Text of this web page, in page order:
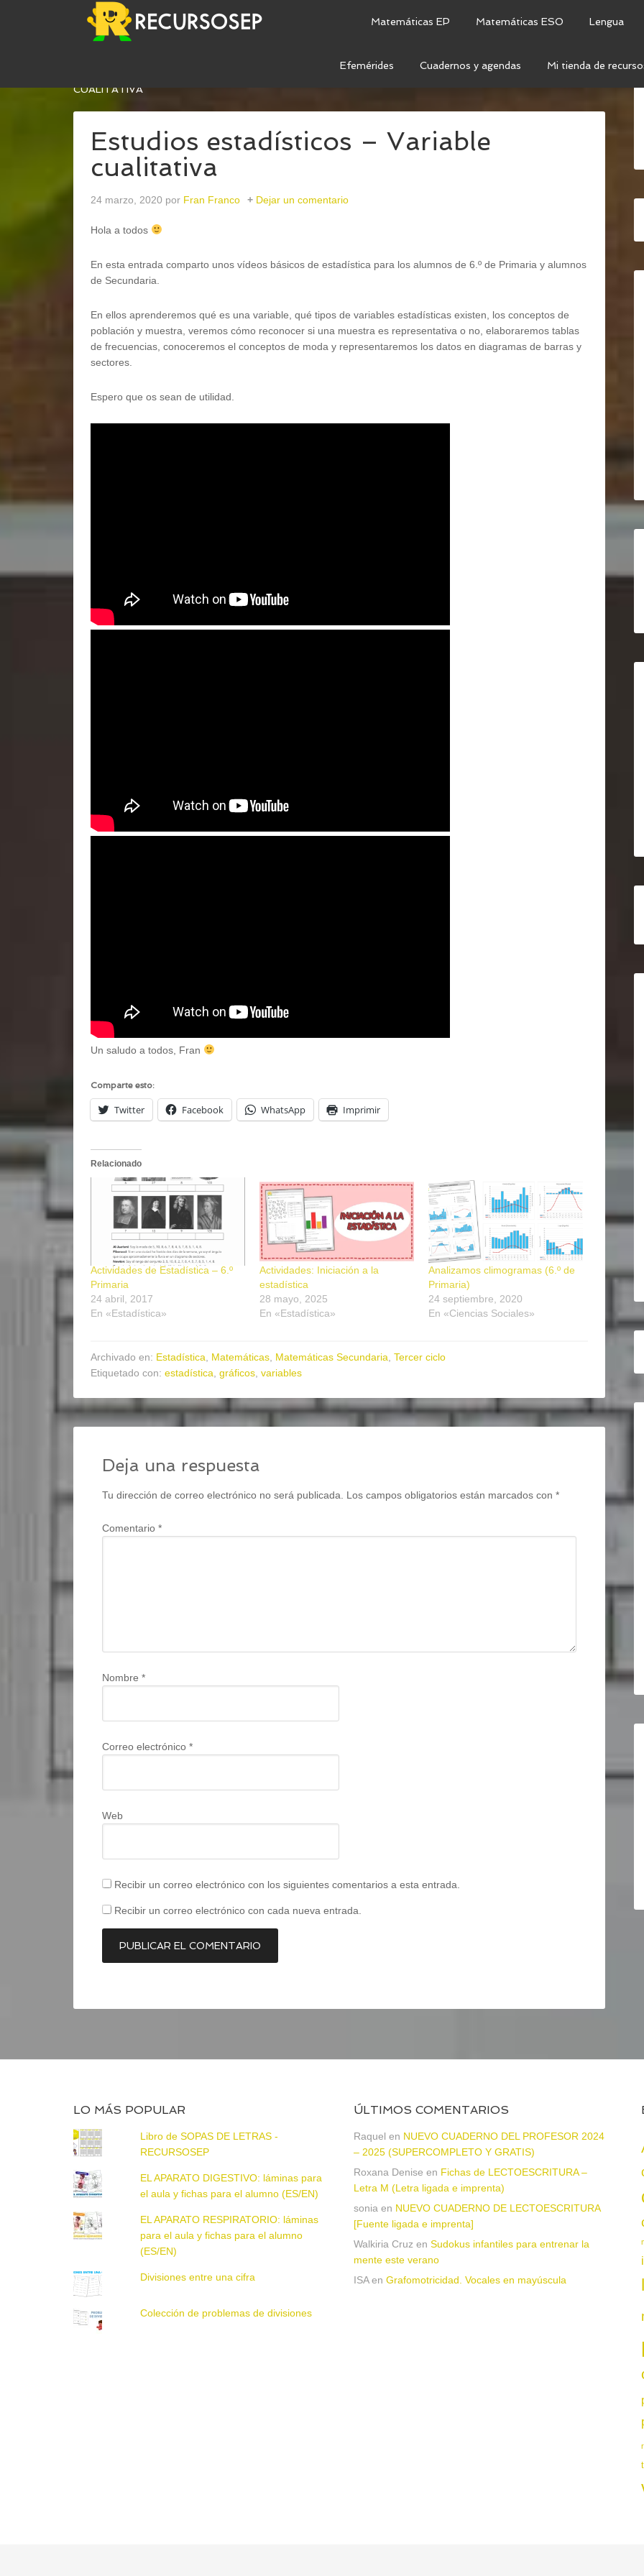
Matemáticas EP Matemáticas ESO Lengua
Efemérides Cuadernos y agendas Mi tienda de
ESTUDIOS ESTADÍSTICOS – VARIABLE
CUALITATIVA
Estudios estadísticos – Variable
cualitativa
24 marzo, 2020 por Fran Franco Dejar un comentario
Hola a todos
En esta entrada comparto unos vídeos básicos de estadística para los alumnos de 6.º de Primaria y alumnos
de Secundaria.
En ellos aprenderemos qué es una variable, qué tipos de variables estadísticas existen, los conceptos de
población y muestra, veremos cómo reconocer si una muestra es representativa o no, elaboraremos tablas
de frecuencias, conoceremos el conceptos de moda y representaremos los datos en diagramas de barras y
sectores.
Espero que os sean de utilidad.
Un saludo a todos, Fran
Comparte esto:
Twitter Facebook WhatsApp Imprimir
Relacionado
Actividades de Estadística – 6.º
Primaria
24 abril, 2017
En «Estadística»
Actividades: Iniciación a la
estadística
28 mayo, 2025
En «Estadística»
Analizamos climogramas (6.º de
Primaria)
24 septiembre, 2020
En «Ciencias Sociales»
Archivado en: Estadística Matemáticas Matemáticas Secundaria Tercer ciclo
Etiquetado con: estadística gráficos variables
Deja una respuesta
Tu dirección de correo electrónico no será publicada. Los campos obligatorios están marcados con *
Comentario *
Nombre *
Correo electrónico *
Web
Recibir un correo electrónico con los siguientes comentarios a esta entrada.
Recibir un correo electrónico con cada nueva entrada.
LO MÁS POPULAR
Libro de SOPAS DE LETRAS -
RECURSOSEP
EL APARATO DIGESTIVO: láminas para
el aula y fichas para el alumno (ES/EN)
EL APARATO RESPIRATORIO: láminas
para el aula y fichas para el alumno
(ES/EN)
Divisiones entre una cifra
Colección de problemas de divisiones
ÚLTIMOS COMENTARIOS
Raquel en NUEVO CUADERNO DEL PROFESOR 2024
– 2025 (SUPERCOMPLETO Y GRATIS)
Roxana Denise en Fichas de LECTOESCRITURA –
Letra M (Letra ligada e imprenta)
sonia en NUEVO CUADERNO DE LECTOESCRITURA
[Fuente ligada e imprenta]
Walkiria Cruz en Sudokus infantiles para entrenar la
mente este verano
ISAen Grafomotricidad. Vocales en mayúscula